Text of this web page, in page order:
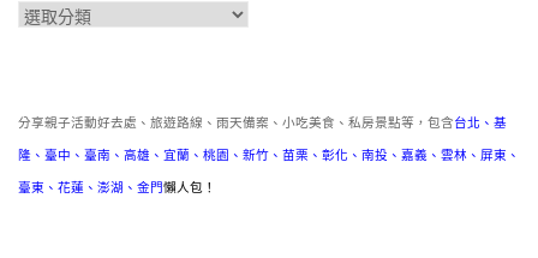
分
分享親子活動好去處、旅遊路線、雨天備案、小吃美食、私房景點等，包含台北 、 基
隆 、 臺中 、 臺南 、 高雄 、 宜蘭 、 桃園 、 新竹 、 苗栗 、 彰化 、 南投 、 嘉義 、 雲林 、 屏東 、
臺東 、 花蓮 、 澎湖 、 金門懶人包！